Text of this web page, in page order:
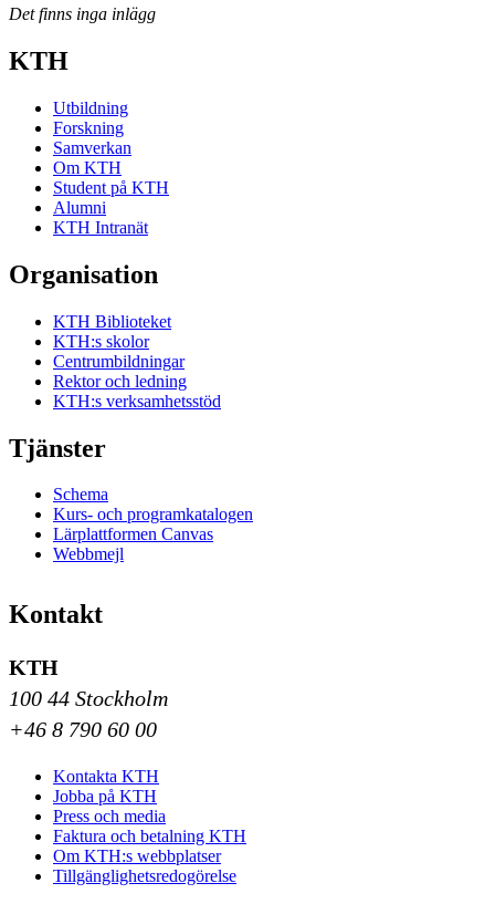
Det finns inga inlägg
KTH
Utbildning
Forskning
Samverkan
Om KTH
Student på KTH
Alumni
KTH Intranät
Organisation
KTH Biblioteket
KTH:s skolor
Centrumbildningar
Rektor och ledning
KTH:s verksamhetsstöd
Tjänster
Schema
Kurs- och programkatalogen
Lärplattformen Canvas
Webbmejl
Kontakt
KTH
100 44 Stockholm
+46 8 790 60 00
Kontakta KTH
Jobba på KTH
Press och media
Faktura och betalning KTH
Om KTH:s webbplatser
Tillgänglighetsredogörelse